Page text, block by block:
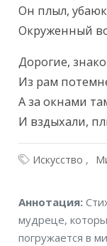
Он плыл,
Окруженный
Дорогие,
Из рам
А за окнами
И вздыхали,
Искусство
Аннотация:
мудреце,
погружается в